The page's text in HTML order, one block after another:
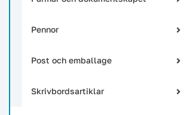
Pennor
Post och emballage
Skrivbordsartiklar